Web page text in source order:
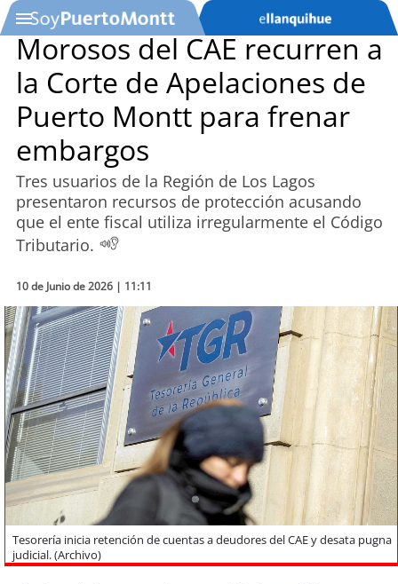
SOYTV
Podcast
Actualidad
Entretención
Economía
Deportes
Tecnología
Sostenibilidad
soychile
soyarica
soyiquique
Morosos del CAE recurren a
la Corte de Apelaciones de
Puerto Montt para frenar
embargos
Tres usuarios de la Región de Los Lagos
presentaron recursos de protección acusando
que el ente fiscal utiliza irregularmente el Código
Tributario.
10 de Junio de 2026 | 11:11
Tesorería inicia retención de cuentas a deudores del CAE y desata pugna
judicial. (Archivo)